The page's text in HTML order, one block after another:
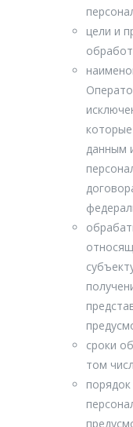
цели и
данным
сроки
том